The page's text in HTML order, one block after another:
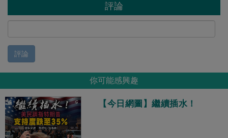
評論
評論
你可能感興趣
【今日網圖】繼續插水！